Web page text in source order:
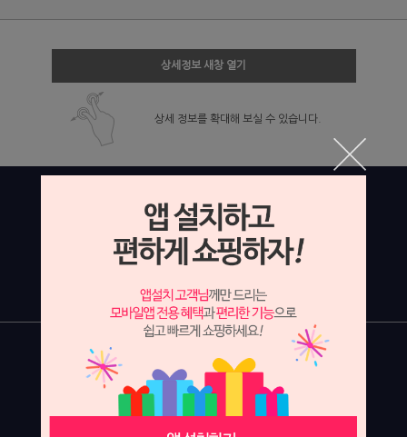
상세정보 새창 열기
상세 정보를 확대해 보실 수 있습니다.